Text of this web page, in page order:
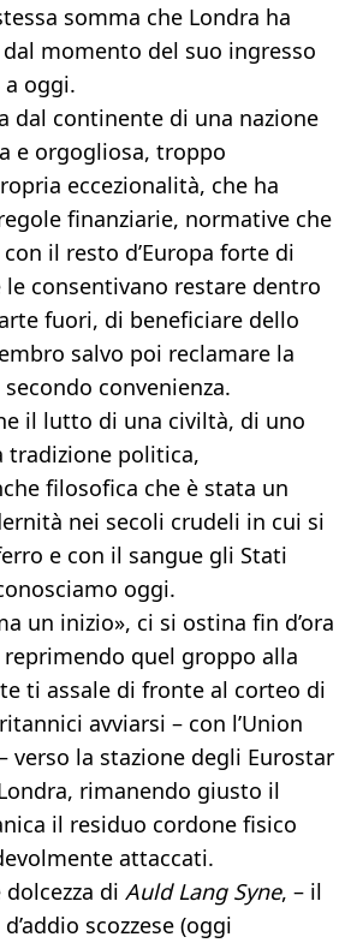
somma che Londra ha
dal momento del suo ingresso
a oggi.
dal continente di una nazione
e orgogliosa, troppo
eccezionalità, che ha
finanziarie, normative che
il resto d’Europa forte di
consentivano restare dentro
fuori, di beneficiare dello
salvo poi reclamare la
convenienza.
il lutto di una civiltà, di uno
tradizione politica,
filosofica che è stata un
nei secoli crudeli in cui si
e con il sangue gli Stati
oggi.
un inizio», ci si ostina fin d’ora
quel groppo alla
ti assale di fronte al corteo di
avviarsi – con l’Union
verso la stazione degli Eurostar
rimanendo giusto il
il residuo cordone fisico
attaccati.
di Auld Lang Syne, – il
scozzese (oggi